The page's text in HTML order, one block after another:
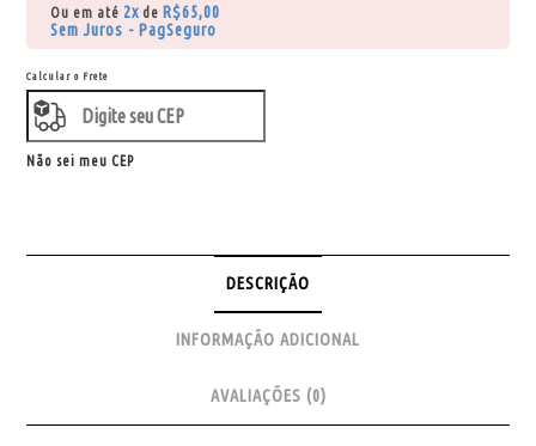
Ou em até 2x de R$65,00
Sem Juros - PagSeguro
Calcular o Frete
Não sei meu CEP
DESCRIÇÃO
INFORMAÇÃO ADICIONAL
AVALIAÇÕES (0)